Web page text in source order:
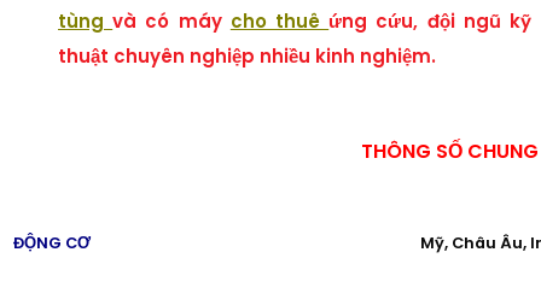
tùngvà có máy cho thuê ứng cứu, đội ngũ kỹ
thuật chuyên nghiệp nhiều kinh nghiệm.
THÔNG SỐ
ĐỘNG CƠ Mỹ, Châu Âu,